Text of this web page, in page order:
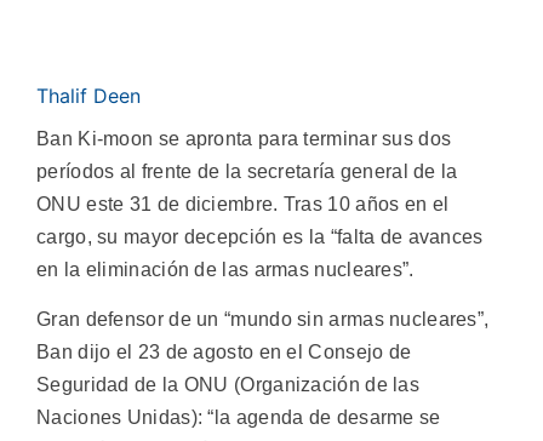
Thalif Deen
Ban Ki-moon se apronta para terminar sus dos
períodos al frente de la secretaría general de la
ONU este 31 de diciembre. Tras 10 años en el
cargo, su mayor decepción es la “falta de avances
en la eliminación de las armas nucleares”.
Gran defensor de un “mundo sin armas nucleares”,
Ban dijo el 23 de agosto en el Consejo de
Seguridad de la ONU (Organización de las
Naciones Unidas): “la agenda de desarme se